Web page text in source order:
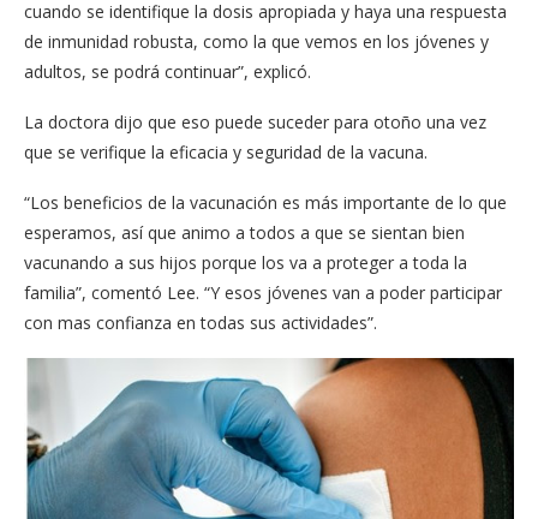
cuando se identifique la dosis apropiada y haya una respuesta
de inmunidad robusta, como la que vemos en los jóvenes y
adultos,​ ​se podrá continuar”, explicó.
La doctora dijo que eso puede suceder para otoño una vez
que se verifique la eficacia y seguridad de la vacuna.
“Los beneficios de la vacunación es más importante de lo que
esperamos, así que animo a todos a que se sientan bien
vacunando a sus hijos porque los va a proteger a toda la
familia”, comentó Lee. “Y esos jóvenes van a poder participar
con mas confianza en todas sus actividades”.